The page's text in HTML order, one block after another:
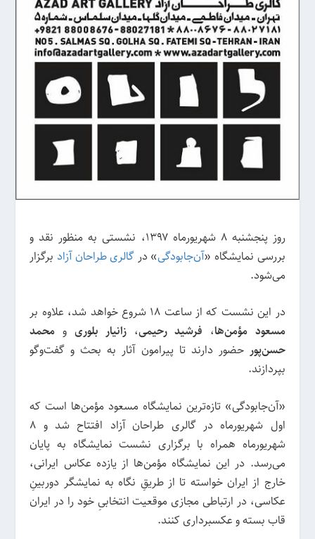
روز پنجشنبه ۸ شهریورماه ۱۳۹۷، نشستی به منظور نقد و
بررسی نمایشگاه «آن‌جابودگی» در گالری طراحان آزاد برگزار
می‌شود.
در این نشست که از ساعت ۱۸ شروع خواهد شد، علاوه بر
مسعود مؤمن‌ها، فرشید رحیمی، زانیار بلوری و محمد
حسن‌پور حضور دارند تا پیرامون آثار به بحث و گفت‌وگو
بپردازند.
«آن‌جابودگی» تازه‌ترین نمایشگاه مسعود مؤمن‌ها است که
اول شهریورماه در گالری طراحان آزاد افتتاح شد و ۸
شهریورماه همراه با برگزاری نشست نمایشگاه به پایان
می‌رسد. در این نمایشگاه مؤمن‌ها از یازده عکاس ایرانی،
خارج از ایران خواسته تا از طریقِ نگاه به نمایشگر دوربینِ
عکاسی، در ارتباطی مجازی موقعیت انتخابیِ خود را در ایران
قاب بسته و عکسبرداری کنند.